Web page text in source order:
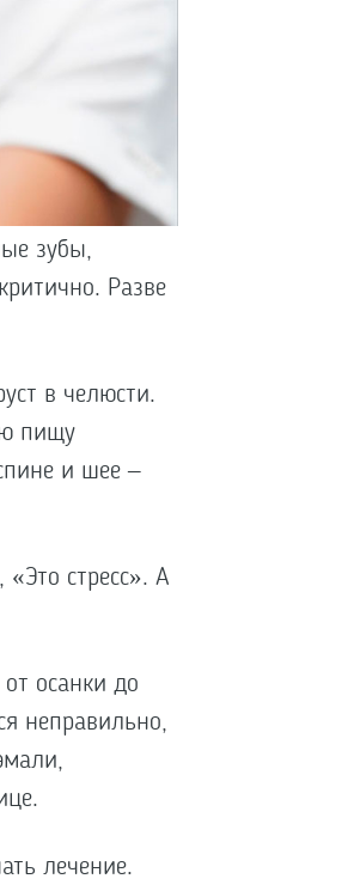
зубы,
Разве
в челюсти.
пищу
и шее –
стресс». А
осанки до
неправильно,
лечение.